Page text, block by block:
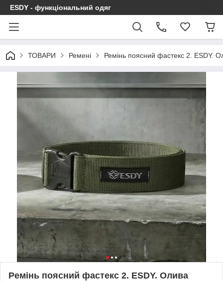
ESDY - функціональний одяг
ТОВАРИ Ремені Ремінь поясний фастекс 2. ESDY.
Ремінь поясний фастекс 2. ESDY. Олива